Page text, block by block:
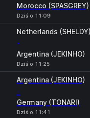
Morocco (SPASGREY)
Dziś o 11:09
Netherlands (SHELDY)
-
Argentina (JEKINHO)
Dziś o 11:25
Argentina (JEKINHO)
-
Germany (TONARI)
Dziś o 11:41